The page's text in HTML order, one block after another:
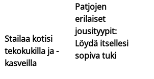
Stailaa kotisi
tekokukilla ja -
kasveilla
Patjojen
erilaiset
jousityypit:
Löydä itsellesi
sopiva tuki